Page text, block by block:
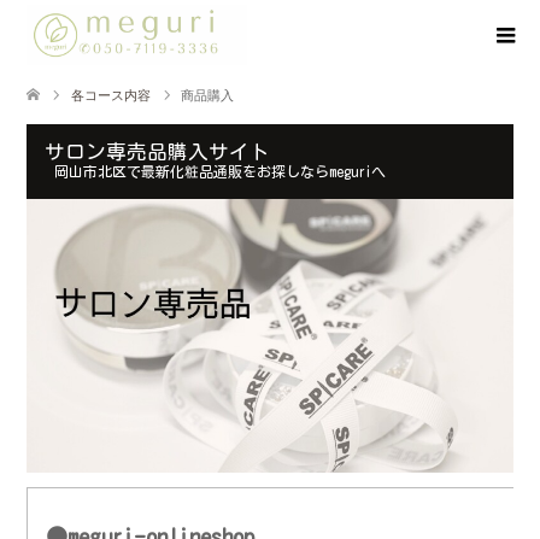
各コース内容 商品購入
サロン専売品購入サイト
岡山市北区で最新化粧品通販をお探しならmeguriへ